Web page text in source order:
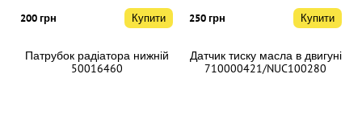
200 грн Купити
Патрубок радіатора нижній
50016460
250 грн Купити
Датчик тиску масла в двигуні
710000421/NUC100280